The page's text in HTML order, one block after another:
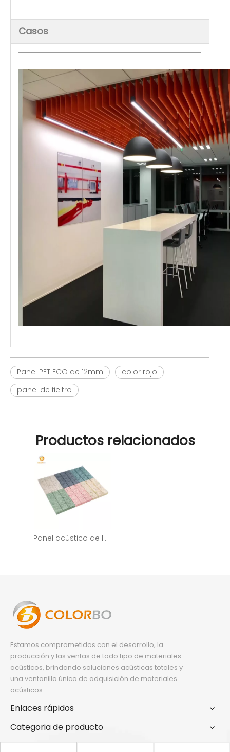
Casos
Panel PET ECO de 12mm
color rojo
panel de fieltro
Productos relacionados
Panel acústico de lana de madera con decoración de fibra
Estamos comprometidos con el desarrollo, la
producción y las ventas de todo tipo de materiales
acústicos, brindando soluciones acústicas totales y
una ventanilla única de adquisición de materiales
acústicos.
Enlaces rápidos
Categoria de producto
Contáctenos